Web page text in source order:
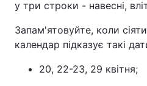
у три строки - навесні,
Запам'ятовуйте, коли
календар підказує такі
20, 22-23, 29 квітня;